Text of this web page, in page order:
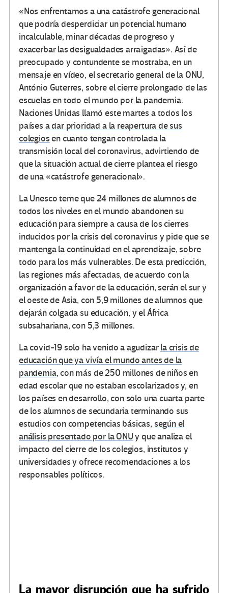
«Nos enfrentamos a una catástrofe generacional
que podría desperdiciar un potencial humano
incalculable, minar décadas de progreso y
exacerbar las desigualdades arraigadas». Así de
preocupado y contundente se mostraba, en un
mensaje en vídeo, el secretario general de la ONU,
António Guterres, sobre el cierre prolongado de las
escuelas en todo el mundo por la pandemia.
Naciones Unidas llamó este martes a todos los
países a dar prioridad a la reapertura de sus
colegiosen cuanto tengan controlada la
transmisión local del coronavirus, advirtiendo de
que la situación actual de cierre plantea el riesgo
de una «catástrofe generacional».
La Unesco teme que 24 millones de alumnos de
todos los niveles en el mundo abandonen su
educación para siempre a causa de los cierres
inducidos por la crisis del coronavirus y pide que se
mantenga la continuidad en el aprendizaje, sobre
todo para los más vulnerables. De esta predicción,
las regiones más afectadas, de acuerdo con la
organización a favor de la educación, serán el sur y
el oeste de Asia, con 5,9 millones de alumnos que
dejarán colgada su educación, y el África
subsahariana, con 5,3 millones.
La covid-19 solo ha venido a agudizarla crisis de
educación que ya vivía el mundo antes de la
pandemia, con más de 250 millones de niños en
edad escolar que no estaban escolarizados y, en
los países en desarrollo, con solo una cuarta parte
de los alumnos de secundaria terminando sus
estudios con competencias básicas, según el
análisis presentado por la ONUy que analiza el
impacto del cierre de los colegios, institutos y
universidades y ofrece recomendaciones a los
responsables políticos.
La mayor disrupción que ha sufrido